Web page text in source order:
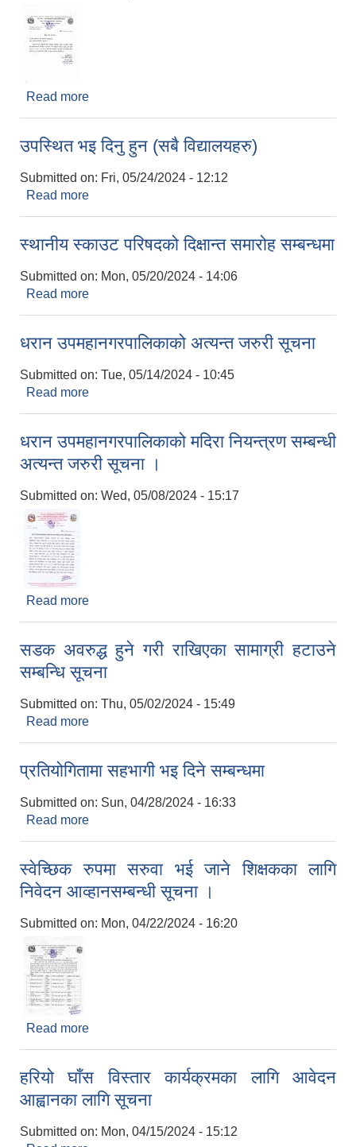
Read more
उपस्थित भइ दिनु हुन (सबै विद्यालयहरु)
Submitted on: Fri, 05/24/2024 - 12:12
Read more
स्थानीय स्काउट परिषदको दिक्षान्त समारोह सम्बन्धमा
Submitted on: Mon, 05/20/2024 - 14:06
Read more
धरान उपमहानगरपालिकाको अत्यन्त जरुरी सूचना
Submitted on: Tue, 05/14/2024 - 10:45
Read more
धरान उपमहानगरपालिकाको मदिरा नियन्त्रण सम्बन्धी
अत्यन्त जरुरी सूचना ।
Submitted on: Wed, 05/08/2024 - 15:17
Read more
सडक अवरुद्ध हुने गरी राखिएका सामाग्री हटाउने
सम्बन्धि सूचना
Submitted on: Thu, 05/02/2024 - 15:49
Read more
प्रतियोगितामा सहभागी भइ दिने सम्बन्धमा
Submitted on: Sun, 04/28/2024 - 16:33
Read more
स्वेच्छिक रुपमा सरुवा भई जाने शिक्षकका लागि
निवेदन आव्हानसम्बन्धी सूचना ।
Submitted on: Mon, 04/22/2024 - 16:20
Read more
हरियो घाँस विस्तार कार्यक्रमका लागि आवेदन
आह्वानका लागि सूचना
Submitted on: Mon, 04/15/2024 - 15:12